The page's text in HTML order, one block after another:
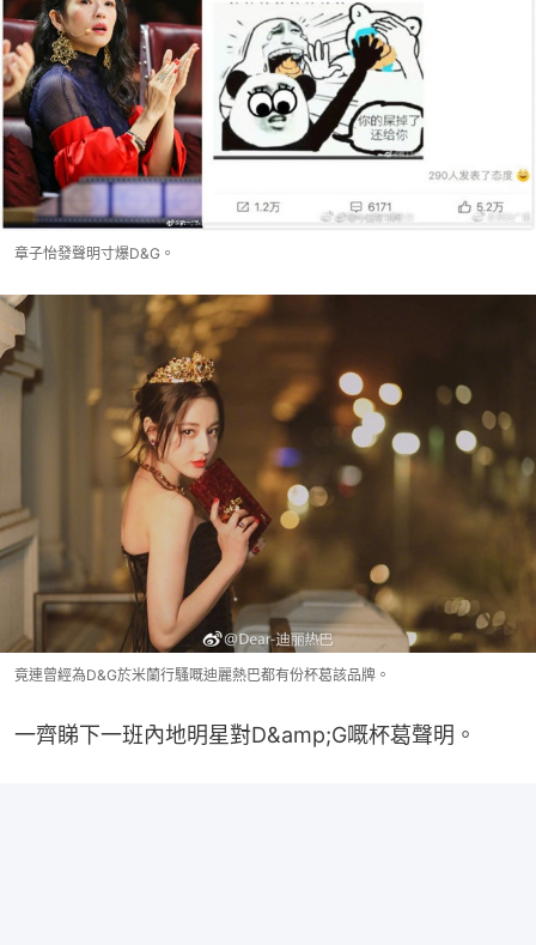
章子怡發聲明寸爆D&G。
竟連曾經為D&G於米蘭行騷嘅迪麗熱巴都有份杯葛該品牌。
一齊睇下一班內地明星對D&amp;G嘅杯葛聲明。